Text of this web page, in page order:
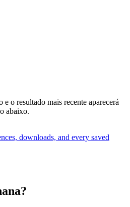
e o resultado mais recente aparecerá
abaixo.
downloads, and every saved